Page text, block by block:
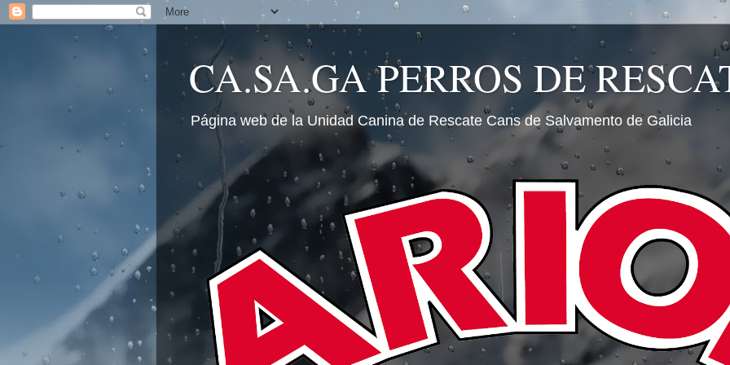
CA.SA.GA PERROS DE
Página web de la Unidad Canina de Rescate Cans de Salvamento de Galicia